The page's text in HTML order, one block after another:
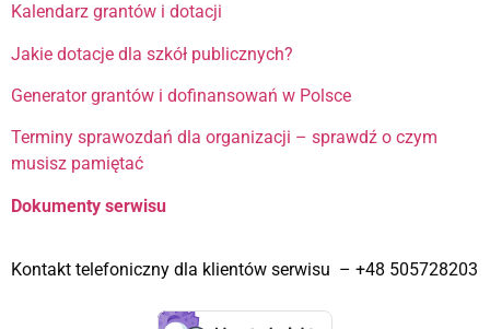
Kalendarz grantów i dotacji
Jakie dotacje dla szkół publicznych?
Generator grantów i dofinansowań w Polsce
Terminy sprawozdań dla organizacji – sprawdź o czym
musisz pamiętać
Dokumenty serwisu
Kontakt telefoniczny dla klientów serwisu – +48 505728203